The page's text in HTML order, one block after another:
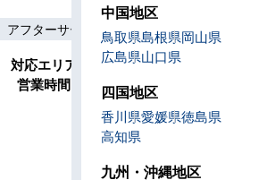
アフターサービス 土日祝工事 工事保証3年
対応エリア
市川市、習志野市、八千代
営業時間
9:00～17:30(月～金)
中国地区
鳥取県島根県岡山県
広島県山口県
四国地区
香川県愛媛県徳島県
高知県
九州・沖縄地区